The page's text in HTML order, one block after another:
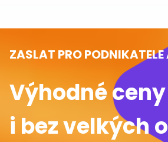
ZASLAT PRO PODNIKATELE
Výhodné ceny
i bez velkých